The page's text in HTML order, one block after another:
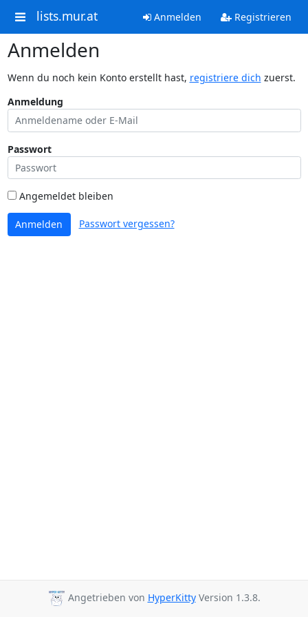
lists.mur.at Anmelden Registrieren
Anmelden
Wenn du noch kein Konto erstellt hast, registriere dich zuerst.
Anmeldung
Passwort
Angemeldet bleiben
Anmelden Passwort vergessen?
Angetrieben von HyperKittyVersion 1.3.8.